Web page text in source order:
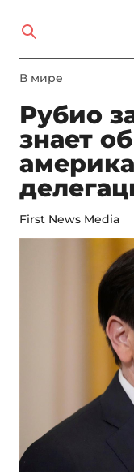
В мире
Рубио
знает
First News Media